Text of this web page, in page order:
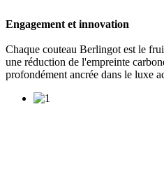
Engagement et innovation
Chaque couteau Berlingot est le
une réduction de l'empreinte
profondément ancrée dans le luxe